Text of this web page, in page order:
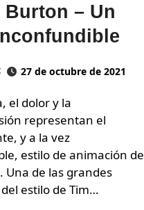
Burton – Un
27 de octubre de 2021
representan el
y a la vez
estilo de animación de
Una de las grandes
estilo de Tim…